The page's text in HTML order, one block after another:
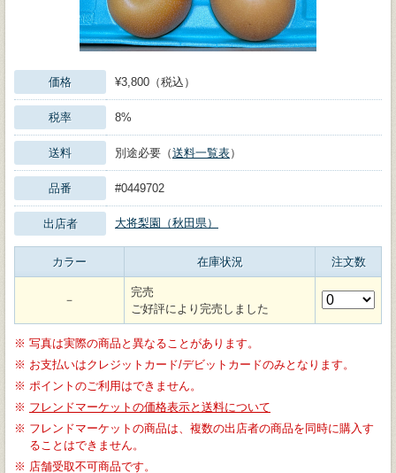
価格 ¥3,800（税込）
税率 8%
送料 別途必要（送料一覧表）
品番 #0449702
出店者 大将梨園（秋田県）
カラー 在庫状況 注文数
－
完売
ご好評により完売しました
※ 写真は実際の商品と異なることがあります。
※ お支払いはクレジットカード/デビットカードのみとなります。
※ ポイントのご利用はできません。
※ フレンドマーケットの価格表示と送料について
※ フレンドマーケットの商品は、複数の出店者の商品を同時に購入す
ることはできません。
※ 店舗受取不可商品です。